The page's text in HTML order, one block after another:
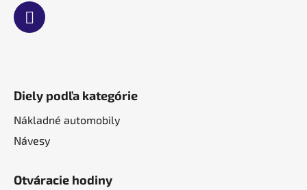
Diely podľa kategórie
Nákladné automobily
Návesy
Otváracie hodiny